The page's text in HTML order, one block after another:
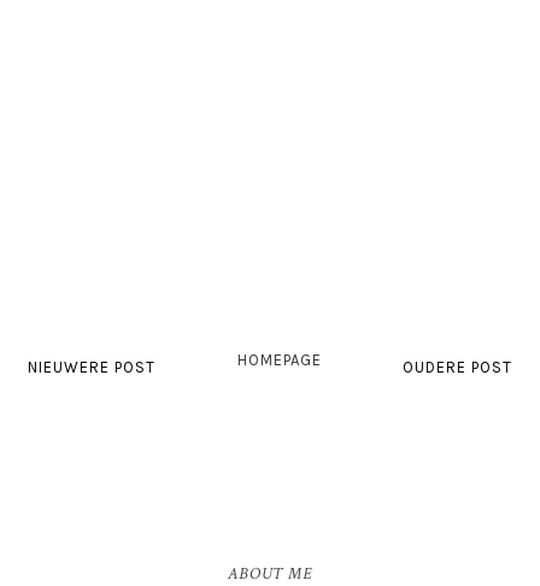
NIEUWERE POST OUDERE POST
HOMEPAGE
ABOUT ME